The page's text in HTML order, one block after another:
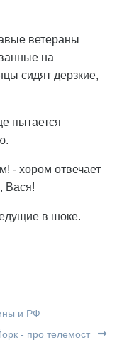
ветераны
на
сидят дерзкие,
пытается
- хором отвечает
Вася!
в шоке.
и РФ
- про телемост